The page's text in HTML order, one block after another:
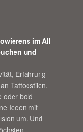
im All
und
Erfahrung
Tattoostilen.
oder bold
Ideen mit
um. Und